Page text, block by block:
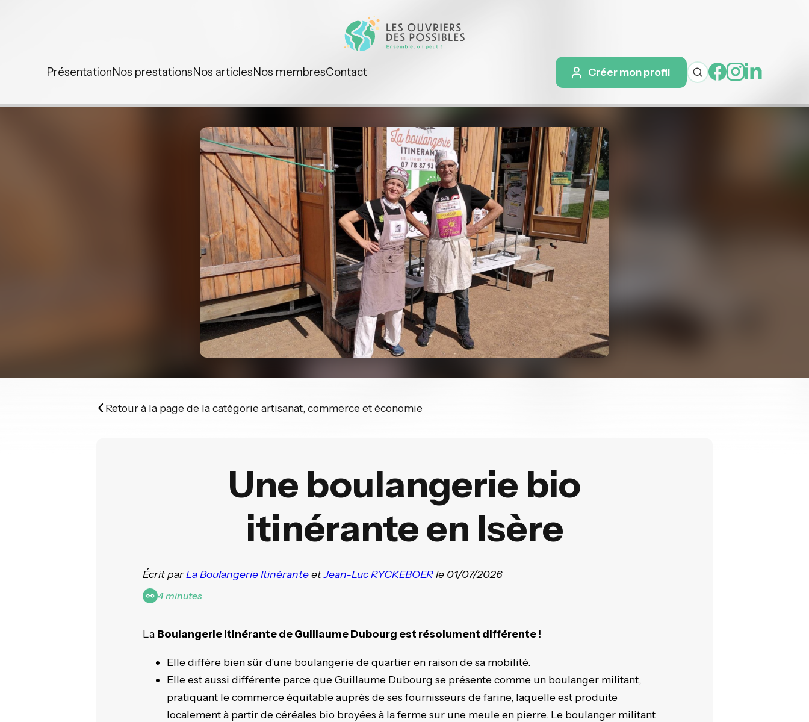
PrésentationNos prestationsNos articlesNos membresContact Créer mon profil
Retour à la page de la catégorie artisanat, commerce et économie
Une boulangerie bio
itinérante en Isère
Écrit parLa Boulangerie ItinéranteetJean-Luc RYCKEBOERle 01/07/2026
4 minutes
La Boulangerie Itinérante de Guillaume Dubourg est résolument différente !
Elle diffère bien sûr d'une boulangerie de quartier en raison de sa mobilité.
Elle est aussi différente parce que Guillaume Dubourg se présente comme un boulanger militant,
pratiquant le commerce équitable auprès de ses fournisseurs de farine, laquelle est produite
localement à partir de céréales bio broyées à la ferme sur une meule en pierre. Le boulanger militant